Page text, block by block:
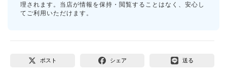
理されます。当店が情報を保持・閲覧することはなく、安心し
てご利用いただけます。
ポスト シェア 送る